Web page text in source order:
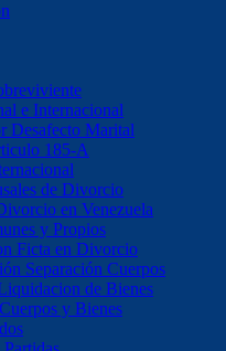
e Internacional
Desafecto Marital
185-A
de Divorcio
en Venezuela
y Propios
Ficta en Divorcio
Separación Cuerpos
de Bienes
y Bienes